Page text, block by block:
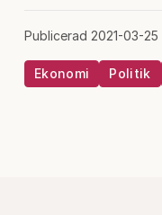
Publicerad 2021-03-25
Ekonomi Politik